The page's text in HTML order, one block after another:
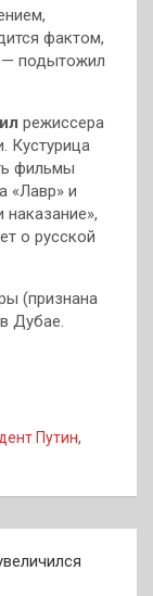
фактом,
— подытожил
режиссера
Кустурица
фильмы
«Лавр» и
о русской
(признана
в Дубае.
Путин,